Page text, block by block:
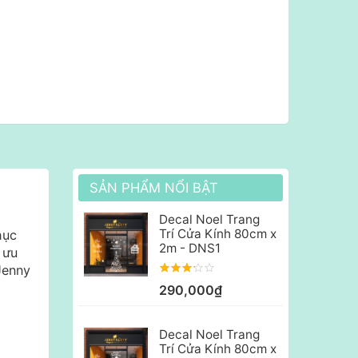
SẢN PHẨM NỔI BẬT
Decal Noel Trang
Trí Cửa Kính 80cm x
2m - DNS1
290,000₫
Decal Noel Trang
Trí Cửa Kính 80cm x